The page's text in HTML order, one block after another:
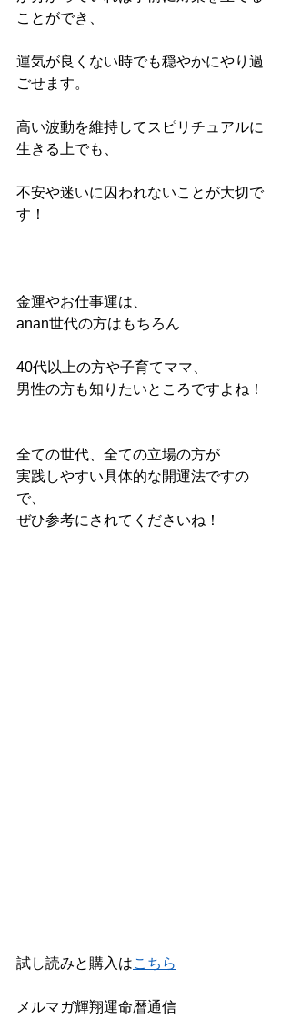
ことができ、
運気が良くない時でも穏やかにやり過
ごせます。
高い波動を維持してスピリチュアルに
生きる上でも、
不安や迷いに囚われないことが大切で
す！
金運やお仕事運は、
anan世代の方はもちろん
40代以上の方や子育てママ、
男性の方も知りたいところですよね！
全ての世代、全ての立場の方が
実践しやすい具体的な開運法ですの
で、
ぜひ参考にされてくださいね！
試し読みと購入はこちら
メルマガ輝翔運命暦通信